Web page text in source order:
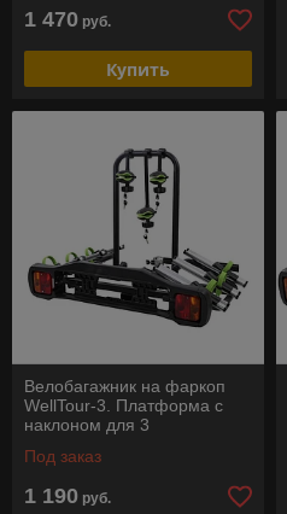
1 470 руб.
Купить
Велобагажник на фаркоп
WellTour-3. Платформа с
наклоном для 3
Под заказ
1 190 руб.